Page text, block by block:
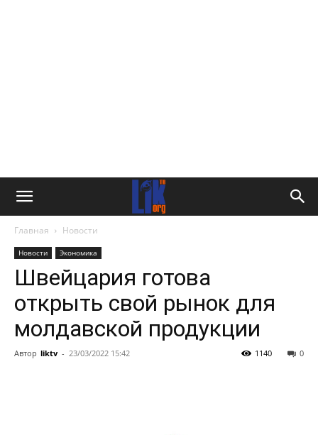
Главная Новости
Новости Экономика
Швейцария готова
открыть свой рынок для
молдавской продукции
Автор liktv - 23/03/2022 15:42 0
1140